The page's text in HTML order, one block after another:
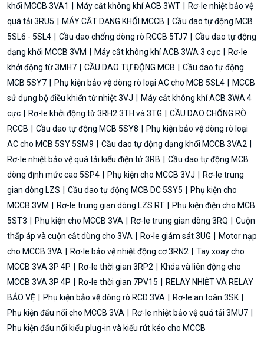
khối MCCB 3VA1
Máy cắt không khí ACB 3WT
Rơ-le nhiệt bảo vệ
quá tải 3RU5
MÁY CẮT DẠNG KHỐI MCCB
Cầu dao tự động MCB
5SL6 - 5SL4
Cầu dao chống dòng rò RCCB 5TJ7
Cầu dao tự động
dạng khối MCCB 3VM
Máy cắt không khí ACB 3WA 3 cực
Rơ-le
khởi động từ 3MH7
CẦU DAO TỰ ĐỘNG MCB
Cầu dao tự động
MCB 5SY7
Phụ kiện bảo vệ dòng rò loại AC cho MCB 5SL4
MCCB
sử dụng bộ điều khiển từ nhiệt 3VJ
Máy cắt không khí ACB 3WA 4
cực
Rơ-le khởi động từ 3RH2 3TH và 3TG
CẦU DAO CHỐNG RÒ
RCCB
Cầu dao tự động MCB 5SY8
Phụ kiện bảo vệ dòng rò loại
AC cho MCB 5SY 5SM9
Cầu dao tự động dạng khối MCCB 3VA2
Rơ-le nhiệt bảo vệ quá tải kiểu điện tử 3RB
Cầu dao tự động MCB
dòng định mức cao 5SP4
Phụ kiện cho MCCB 3VJ
Rơ-le trung
gian dòng LZS
Cầu dao tự động MCB DC 5SY5
Phụ kiện cho
MCCB 3VM
Rơ-le trung gian dòng LZS RT
Phụ kiện điện cho MCB
5ST3
Phụ kiện cho MCCB 3VA Rơ-le trung gian dòng 3RQ
Cuộn
thấp áp và cuộn cắt dùng cho 3VA
Rơ-le giám sát 3UG
Motor nạp
cho MCCB 3VA
Rơ-le bảo vệ nhiệt động cơ 3RN2
Tay xoay cho
MCCB 3VA 3P 4P
Rơ-le thời gian 3RP2
Khóa và liên động cho
MCCB 3VA 3P 4P
Rơ-le thời gian 7PV15
RELAY NHIỆT VÀ RELAY
BẢO VỆ
Phụ kiện bảo vệ dòng rò RCD 3VA
Rơ-le an toàn 3SK
Phụ kiện đấu nối cho MCCB 3VA
Rơ-le nhiệt bảo vệ quá tải 3MU7
Phụ kiện đấu nối kiểu plug-in và kiểu rút kéo cho MCCB